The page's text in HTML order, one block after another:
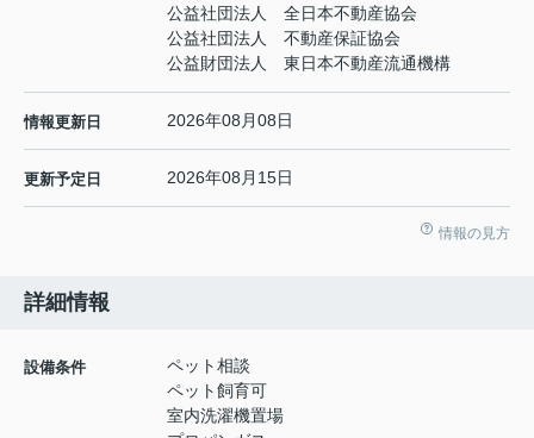
公益社団法人 全日本不動産協会
公益社団法人 不動産保証協会
公益財団法人 東日本不動産流通機構
情報更新日 2026年08月08日
更新予定日 2026年08月15日
情報の見方
詳細情報
設備条件
ペット相談
ペット飼育可
室内洗濯機置場